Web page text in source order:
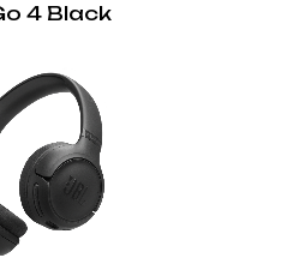
4 Black